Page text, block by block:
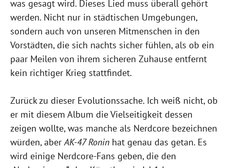
was gesagt wird. Dieses Lied muss überall gehört
werden. Nicht nur in städtischen Umgebungen,
sondern auch von unseren Mitmenschen in den
Vorstädten, die sich nachts sicher fühlen, als ob ein
paar Meilen von ihrem sicheren Zuhause entfernt
kein richtiger Krieg stattfindet.
Zurück zu dieser Evolutionssache. Ich weiß nicht, ob
er mit diesem Album die Vielseitigkeit dessen
zeigen wollte, was manche als Nerdcore bezeichnen
würden, aberAK-47 Ronin hat genau das getan. Es
wird einige Nerdcore-Fans geben, die den